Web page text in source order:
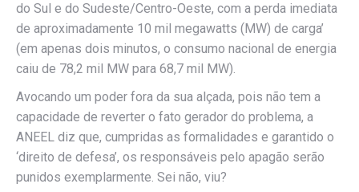
do Sul e do Sudeste/Centro-Oeste, com a perda imediata
de aproximadamente 10 mil megawatts (MW) de carga’
(em apenas dois minutos, o consumo nacional de energia
caiu de 78,2 mil MW para 68,7 mil MW).
Avocando um poder fora da sua alçada, pois não tem a
capacidade de reverter o fato gerador do problema, a
ANEEL diz que, cumpridas as formalidades e garantido o
‘direito de defesa’, os responsáveis pelo apagão serão
punidos exemplarmente. Sei não, viu?